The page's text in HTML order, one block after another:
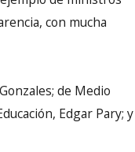
con mucha
de Medio
Edgar Pary; y